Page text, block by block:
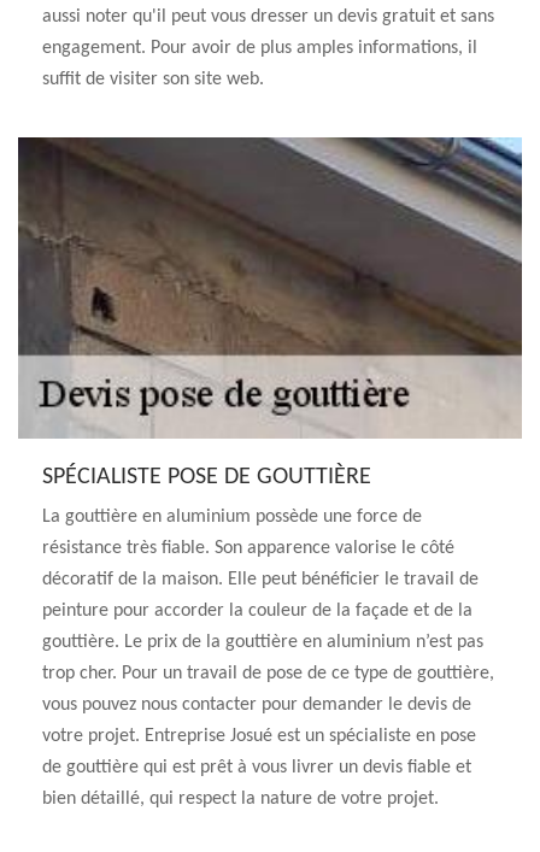
aussi noter qu'il peut vous dresser un devis gratuit et sans
engagement. Pour avoir de plus amples informations, il
suffit de visiter son site web.
SPÉCIALISTE POSE DE GOUTTIÈRE
La gouttière en aluminium possède une force de
résistance très fiable. Son apparence valorise le côté
décoratif de la maison. Elle peut bénéficier le travail de
peinture pour accorder la couleur de la façade et de la
gouttière. Le prix de la gouttière en aluminium n’est pas
trop cher. Pour un travail de pose de ce type de gouttière,
vous pouvez nous contacter pour demander le devis de
votre projet. Entreprise Josué est un spécialiste en pose
de gouttière qui est prêt à vous livrer un devis fiable et
bien détaillé, qui respect la nature de votre projet.